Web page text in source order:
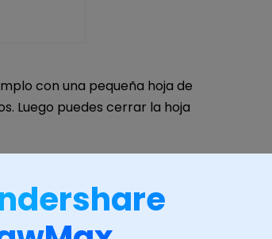
con una pequeña hoja de
Luego puedes cerrar la hoja